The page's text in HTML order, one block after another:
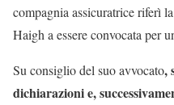
compagnia assicuratrice riferì
Haigh a essere convocata per
Su consiglio del suo avvocato,
dichiarazioni e,